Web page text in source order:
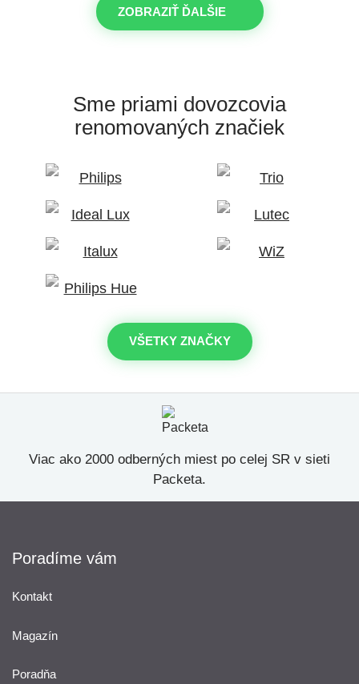
ZOBRAZIŤ ĎALŠIE
Sme priami dovozcovia
renomovaných značiek
VŠETKY ZNAČKY
Viac ako 2000 odberných miest po celej SR v sieti
Packeta.
Poradíme vám
Kontakt
Magazín
Poradňa